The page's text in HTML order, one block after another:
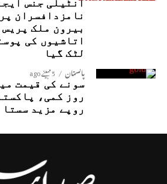
نامزدافسران
بیرون ملک پریس
اتاشیوں کی
لٹک گیا
پاکستان 5 مہینے ago
سونے کی قیمت
روپے مزید سستا